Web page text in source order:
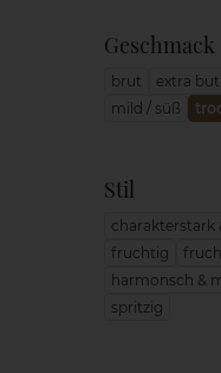
Geschmack
brut extra but
mild / süß
Stil
charakterstark
fruchtig
harmonsch &
spritzig